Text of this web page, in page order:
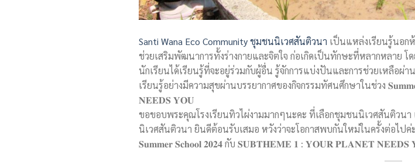
Santi Wana Eco Community ชุมชนนิเวศสันติวนา เป็นแหล่งเรียนรู้นอก
ช่วยเสริมพัฒนาการทั้งร่างกายและจิตใจ ก่อเกิดเป็นทักษะที่หลากหลาย โ
นักเรียนได้เรียนรู้ที่จะอยู่ร่วมกับผู้อื่น รู้จักการแบ่งปันและการช่วยเหลือ
เรียนรู้อย่างมีความสุขผ่านบรรยากาศของกิจกรรมทัศนศึกษาในช่วง
𝐍𝐄𝐄𝐃𝐒 𝐘𝐎𝐔
ขอขอบพระคุณโรงเรียนทิวไผ่งามมากๆนะคะ ที่เลือกชุมชนนิเวศสันติวน
นิเวศสันติวนา ยินดีต้อนรับเสมอ หวังว่าจะโอกาสพบกันใหม่ในครั้งต่อไปค่ะ
𝐒𝐮𝐦𝐦𝐞𝐫 𝐒𝐜𝐡𝐨𝐨𝐥 𝟐𝟎𝟐𝟒 กับ 𝐒𝐔𝐁𝐓𝐇𝐄𝐌𝐄 𝟏 : 𝐘𝐎𝐔𝐑 𝐏𝐋𝐀𝐍𝐄𝐓 𝐍𝐄𝐄𝐃𝐒